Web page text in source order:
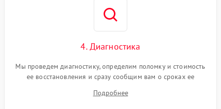
4. Диагностика
Мы проведем диагностику, определим поломку и стоимость
ее восстановления и сразу сообщим вам о сроках ее
Подробнее